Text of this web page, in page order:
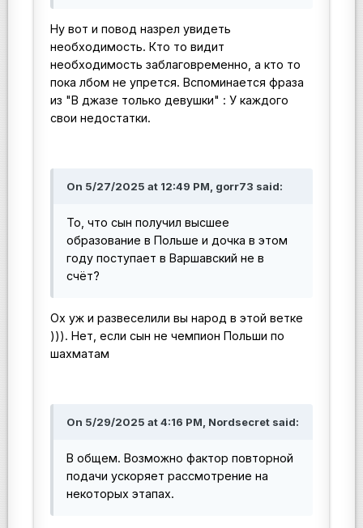
Ну вот и повод назрел увидеть
необходимость. Кто то видит
необходимость заблаговременно, а кто то
пока лбом не упрется. Вспоминается фраза
из "В джазе только девушки" : У каждого
свои недостатки.
On 5/27/2025 at 12:49 PM, gorr73 said:
То, что сын получил высшее
образование в Польше и дочка в этом
году поступает в Варшавский не в
счёт?
Ох уж и развеселили вы народ в этой ветке
))). Нет, если сын не чемпион Польши по
шахматам
On 5/29/2025 at 4:16 PM, Nordsecret said:
В общем. Возможно фактор повторной
подачи ускоряет рассмотрение на
некоторых этапах.